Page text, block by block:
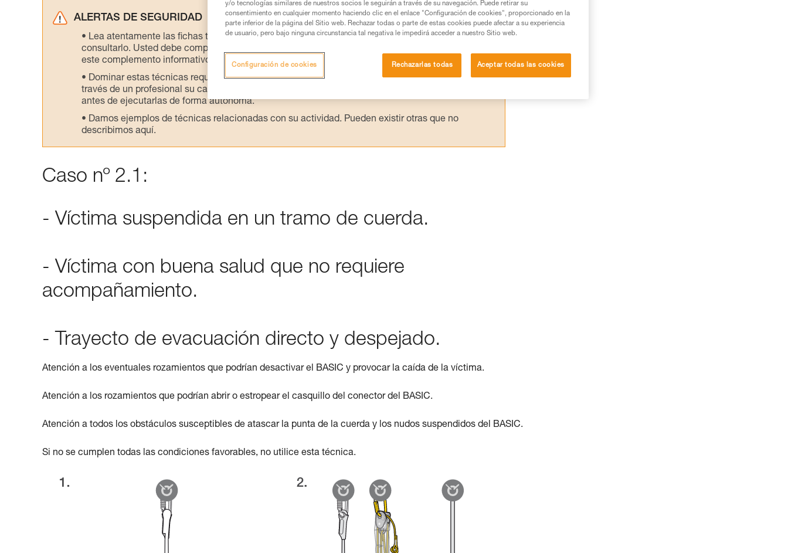
ALERTAS DE SEGURIDAD
Lea atentamente las fichas técnicas de los productos utilizados en este consejo antes de
consultarlo. Usted debe comprender la información de la ficha técnica para poder comprender
este complemento informativo.
Dominar estas técnicas requiere una formación y un entrenamiento específico. Confirme a
través de un profesional su capacidad para ejecutar estas técnicas, solo y con total seguridad,
antes de ejecutarlas de forma autónoma.
Damos ejemplos de técnicas relacionadas con su actividad. Pueden existir otras que no
describimos aquí.
Caso nº 2.1:
- Víctima suspendida en un tramo de cuerda.
- Víctima con buena salud que no requiere
acompañamiento.
- Trayecto de evacuación directo y despejado.
Atención a los eventuales rozamientos que podrían desactivar el BASIC y provocar la caída de la víctima.
Atención a los rozamientos que podrían abrir o estropear el casquillo del conector del BASIC.
Atención a todos los obstáculos susceptibles de atascar la punta de la cuerda y los nudos suspendidos del BASIC.
Si no se cumplen todas las condiciones favorables, no utilice esta técnica.
y/o tecnologías similares de nuestros socios le seguirán a través de su navegación. Puede retirar su
consentimiento en cualquier momento haciendo clic en el enlace "Configuración de cookies", proporcionado en la
parte inferior de la página del Sitio web. Rechazar todas o parte de estas cookies puede afectar a su experiencia
de usuario, pero bajo ninguna circunstancia tal negativa le impedirá acceder a nuestro Sitio web.
Rechazarlas todas Aceptar todas las cookies
Configuración de cookies